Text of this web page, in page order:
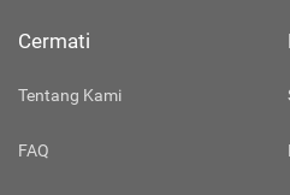
Cermati
Tentang Kami
FAQ